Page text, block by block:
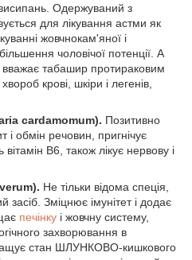
Одержуваний з
для лікування астми як
жовчнокам'яної і
чоловічої потенції. А
табашир протираковим
крові, шкіри і легенів,
cardamomum). Позитивно
і обмін речовин, пригнічує
В6, також лікує нервову і
Не тільки відома спеція,
Зміцнює імунітет і додає
печінку і жовчну систему,
захворювання в
стан ШЛУНКОВО-кишкового